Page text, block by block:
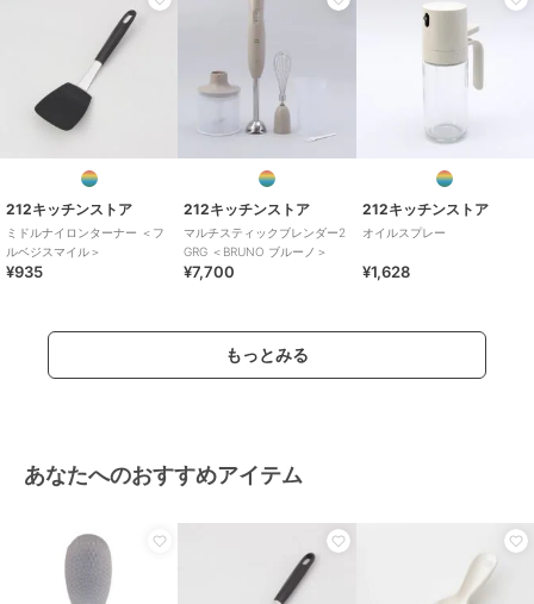
212キッチンストア
ミドルナイロンターナー ＜フ
ルベジスマイル＞
¥935
212キッチンストア
マルチスティックブレンダー2
GRG ＜BRUNO ブルーノ＞
¥7,700
212キッチンストア
オイルスプレー
¥1,628
もっとみる
あなたへのおすすめアイテム